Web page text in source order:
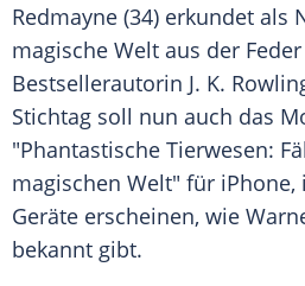
Redmayne (34) erkundet als
magische Welt aus der
Bestsellerautorin J. K.
Stichtag soll nun auch das
"Phantastische Tierwesen:
magischen Welt" für iPhone,
Geräte erscheinen, wie
bekannt gibt.